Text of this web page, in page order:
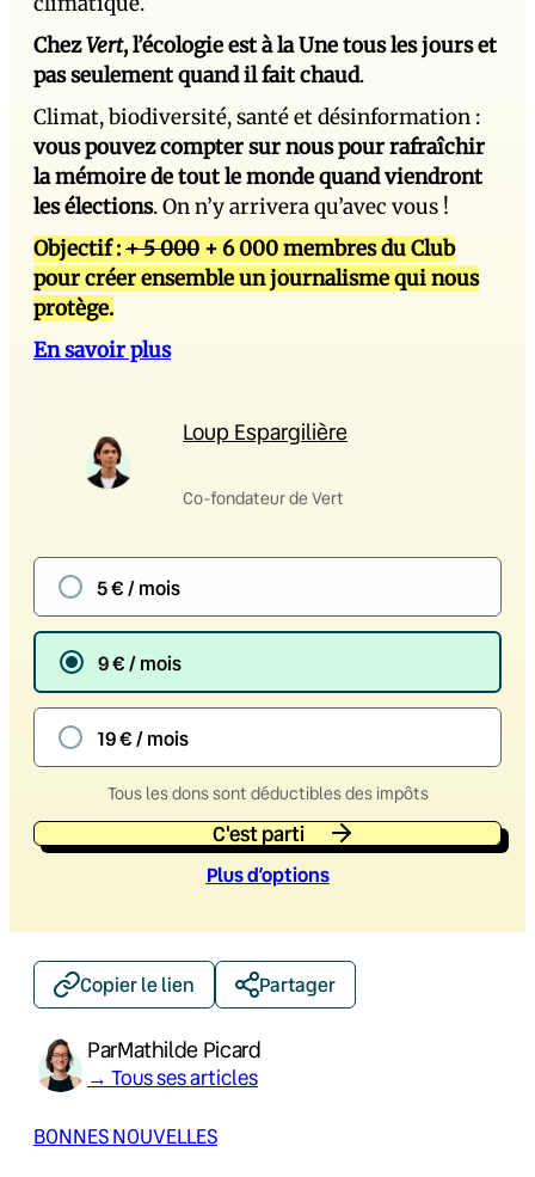
ChezVert, l’écologie est à la Une tous les jours et
pas seulement quand il fait chaud.
Climat, biodiversité, santé et désinformation :
vous pouvez compter sur nous pour rafraîchir
la mémoire de tout le monde quand viendront
les élections. On n’y arrivera qu’avec vous !
Objectif :+ 5 000 + 6 000 membres du Club
pour créer ensemble un journalisme qui nous
protège.
En savoir plus
Loup Espargilière
Co-fondateur de Vert
5 € / mois
9 € / mois
19 € / mois
Tous les dons sont déductibles des impôts
C'est parti
Plus d’options
Copier le lien Partager
ParMathilde Picard
→ Tous ses articles
BONNES NOUVELLES